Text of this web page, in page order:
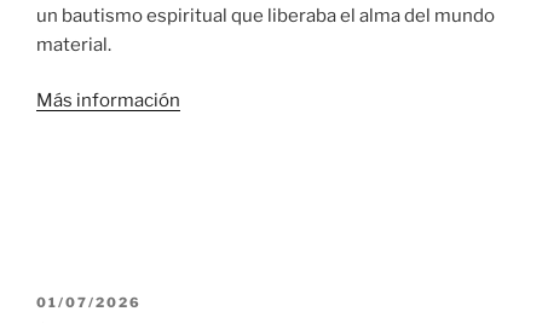
un bautismo espiritual que liberaba el alma del mundo
material.
Más información
PUBLICADO
01/07/2026